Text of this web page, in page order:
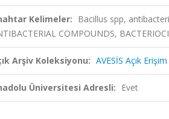
Kelimeler: Bacillus spp,
COMPOUNDS,
Arşiv Koleksiyonu: AVESİS Açık
Üniversitesi Adresli: Evet